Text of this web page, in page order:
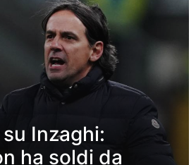
Inzaghi:
ha soldi da